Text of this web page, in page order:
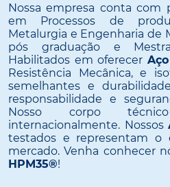
Nossa empresa conta com
em Processos de
Metalurgia e Engenharia de
pós graduação e
Habilitados em oferecer
Resistência Mecânica, e
semelhantes e
responsabilidade e
Nosso corpo
internacionalmente. Nossos
testados e representam
mercado. Venha conhecer
HPM35®!